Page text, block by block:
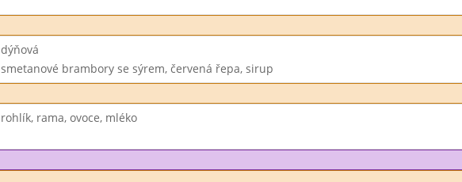
dýňová
smetanové brambory se sýrem, červená řepa, sirup
rohlík, rama, ovoce, mléko